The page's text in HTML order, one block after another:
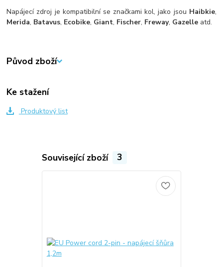
Napájecí zdroj je kompatibilní se značkami kol, jako jsou Haibkie,
Merida, Batavus, Ecobike, Giant, Fischer, Freway, Gazelle atd.
Původ zboží
Ke stažení
Produktový list
Související zboží 3